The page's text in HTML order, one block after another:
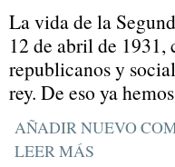
La vida de la
12 de abril de
republicanos y
rey. De eso ya
AÑADIR NUEVO
LEER MÁS